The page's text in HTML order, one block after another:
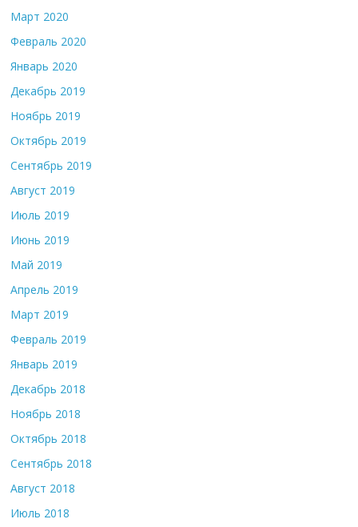
Март 2020
Февраль 2020
Январь 2020
Декабрь 2019
Ноябрь 2019
Октябрь 2019
Сентябрь 2019
Август 2019
Июль 2019
Июнь 2019
Май 2019
Апрель 2019
Март 2019
Февраль 2019
Январь 2019
Декабрь 2018
Ноябрь 2018
Октябрь 2018
Сентябрь 2018
Август 2018
Июль 2018